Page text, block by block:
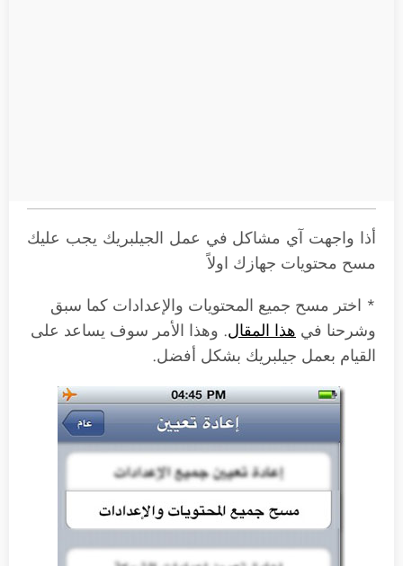
أذا واجهت آي مشاكل في عمل الجيلبريك يجب عليك
مسح محتويات جهازك اولاً
* اختر مسح جميع المحتويات والإعدادات كما سبق
وشرحنا في هذا المقال. وهذا الأمر سوف يساعد على
القيام بعمل جيلبريك بشكل أفضل.